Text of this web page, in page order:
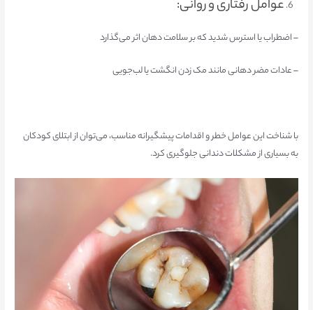
عوامل رفتاری و روانی:
– اضطراب یا استرس شدید که بر سلامت دهان اثر می‌گذارد
– عادات مضر دهانی مانند مک زدن انگشت یا لب‌جویی
با شناخت این عوامل خطر و اقدامات پیشگیرانه مناسب، می‌توان از ابتلای کودکان
به بسیاری از مشکلات دندانی جلوگیری کرد.